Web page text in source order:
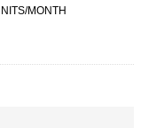
MONTH